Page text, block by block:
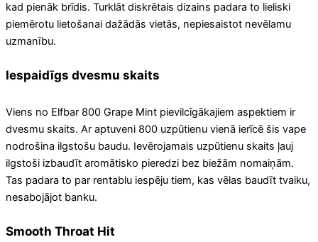
kad pienāk brīdis. Turklāt diskrētais dizains padara to lieliski
piemērotu lietošanai dažādās vietās, nepiesaistot nevēlamu
uzmanību.
Iespaidīgs dvesmu skaits
Viens no Elfbar 800 Grape Mint pievilcīgākajiem aspektiem ir
dvesmu skaits. Ar aptuveni 800 uzpūtienu vienā ierīcē šis vape
nodrošina ilgstošu baudu. Ievērojamais uzpūtienu skaits ļauj
ilgstoši izbaudīt aromātisko pieredzi bez biežām nomaiņām.
Tas padara to par rentablu iespēju tiem, kas vēlas baudīt tvaiku,
nesabojājot banku.
Smooth Throat Hit